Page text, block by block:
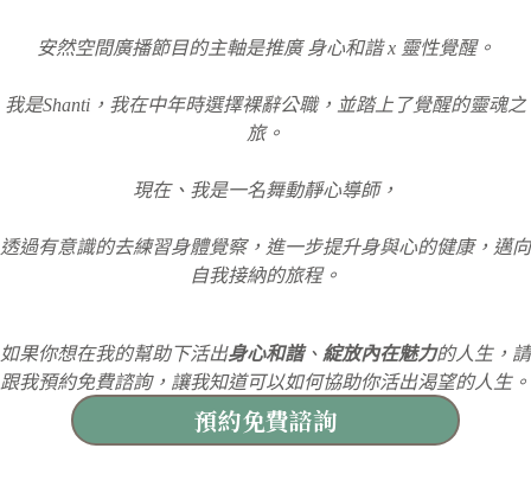
安然空間廣播節目的主軸是推廣 身心和諧 x 靈性覺醒。
我是Shanti，我在中年時選擇裸辭公職，並踏上了覺醒的靈魂之
旅。
現在、我是一名舞動靜心導師，
透過有意識的去練習身體覺察，進一步提升身與心的健康，邁向
自我接納的旅程。
如果你想在我的幫助下活出身心和諧、 綻放內在魅力的人生，請
跟我預約免費諮詢，讓我知道可以如何協助你活出渴望的人生。
預約免費諮詢